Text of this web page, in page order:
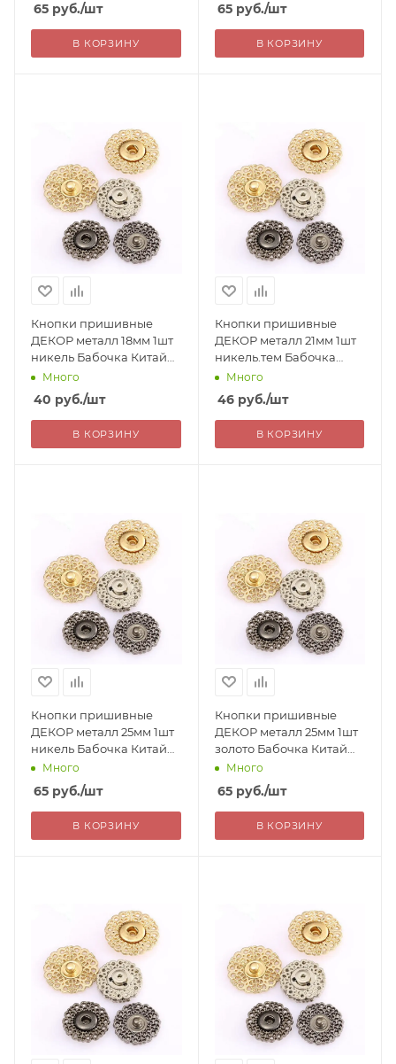
65 руб./шт
В КОРЗИНУ
65руб./шт
В КОРЗИНУ
Кнопки пришивные
ДЕКОР металл 18мм 1шт
никель Бабочка Китай
40=Много
40 руб./шт
В КОРЗИНУ
Кнопки пришивные
ДЕКОР металл 21мм 1шт
никель.тем Бабочка
Китай 46=
Много
46руб./шт
В КОРЗИНУ
Кнопки пришивные
ДЕКОР металл 25мм 1шт
никель Бабочка Китай
65=Много
65 руб./шт
В КОРЗИНУ
Кнопки пришивные
ДЕКОР металл 25мм 1шт
золото Бабочка Китай
65=Много
65руб./шт
В КОРЗИНУ